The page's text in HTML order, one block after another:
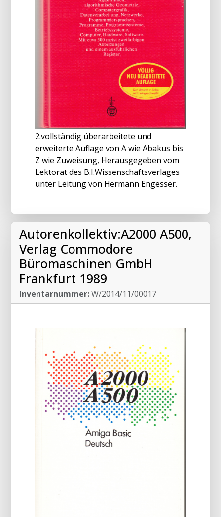
2.vollständig überarbeitete und
erweiterte Auflage von A wie Abakus bis
Z wie Zuweisung, Herausgegeben vom
Lektorat des B.I.Wissenschaftsverlages
unter Leitung von Hermann Engesser.
Autorenkollektiv:A2000 A500,
Verlag Commodore
Büromaschinen GmbH
Frankfurt 1989
Inventarnummer:W/2014/11/00017